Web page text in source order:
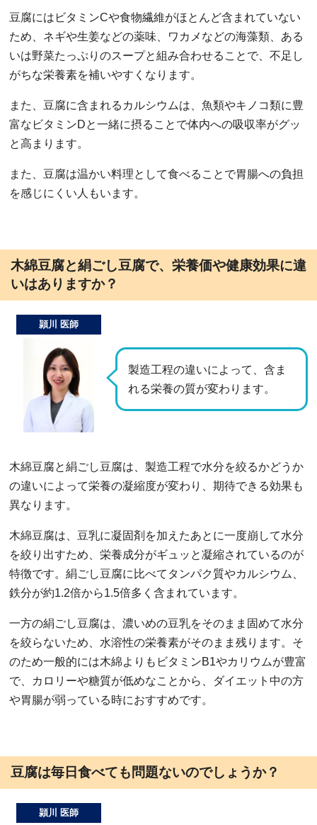
豆腐にはビタミンCや食物繊維がほとんど含まれていない
ため、ネギや生姜などの薬味、ワカメなどの海藻類、ある
いは野菜たっぷりのスープと組み合わせることで、不足し
がちな栄養素を補いやすくなります。
また、豆腐に含まれるカルシウムは、魚類やキノコ類に豊
富なビタミンDと一緒に摂ることで体内への吸収率がグッ
と高まります。
また、豆腐は温かい料理として食べることで胃腸への負担
を感じにくい人もいます。
木綿豆腐と絹ごし豆腐で、栄養価や健康効果に違
いはありますか？
製造工程の違いによって、含ま
れる栄養の質が変わります。
頴川 医師
木綿豆腐と絹ごし豆腐は、製造工程で水分を絞るかどうか
の違いによって栄養の凝縮度が変わり、期待できる効果も
異なります。
木綿豆腐は、豆乳に凝固剤を加えたあとに一度崩して水分
を絞り出すため、栄養成分がギュッと凝縮されているのが
特徴です。絹ごし豆腐に比べてタンパク質やカルシウム、
鉄分が約1.2倍から1.5倍多く含まれています。
一方の絹ごし豆腐は、濃いめの豆乳をそのまま固めて水分
を絞らないため、水溶性の栄養素がそのまま残ります。そ
のため一般的には木綿よりもビタミンB1やカリウムが豊富
で、カロリーや糖質が低めなことから、ダイエット中の方
や胃腸が弱っている時におすすめです。
豆腐は毎日食べても問題ないのでしょうか？
頴川 医師